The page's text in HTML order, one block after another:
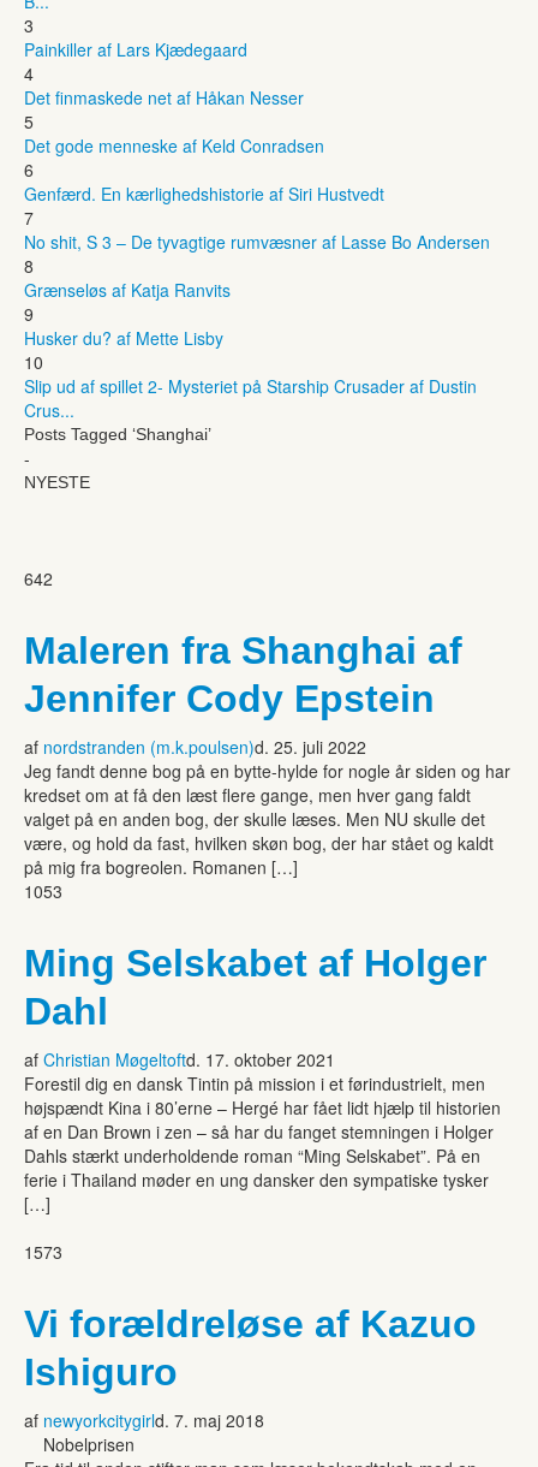
3
Painkiller af Lars Kjædegaard
4
Det finmaskede net af Håkan Nesser
5
Det gode menneske af Keld Conradsen
6
Genfærd. En kærlighedshistorie af Siri Hustvedt
7
No shit, S 3 – De tyvagtige rumvæsner af Lasse Bo Andersen
8
Grænseløs af Katja Ranvits
9
Husker du? af Mette Lisby
10
Slip ud af spillet 2- Mysteriet på Starship Crusader af Dustin
Crus...
Posts Tagged ‘Shanghai’
-
NYESTE
642
Maleren fra Shanghai af
Jennifer Cody Epstein
af nordstranden (m.k.poulsen)d. 25. juli 2022
Jeg fandt denne bog på en bytte-hylde for nogle år siden og har
kredset om at få den læst flere gange, men hver gang faldt
valget på en anden bog, der skulle læses. Men NU skulle det
være, og hold da fast, hvilken skøn bog, der har stået og kaldt
på mig fra bogreolen. Romanen […]
1053
Ming Selskabet af Holger
Dahl
af Christian Møgeltoftd. 17. oktober 2021
Forestil dig en dansk Tintin på mission i et førindustrielt, men
højspændt Kina i 80’erne – Hergé har fået lidt hjælp til historien
af en Dan Brown i zen – så har du fanget stemningen i Holger
Dahls stærkt underholdende roman “Ming Selskabet”. På en
ferie i Thailand møder en ung dansker den sympatiske tysker
[…]
1573
Vi forældreløse af Kazuo
Ishiguro
af newyorkcitygirld. 7. maj 2018
Nobelprisen